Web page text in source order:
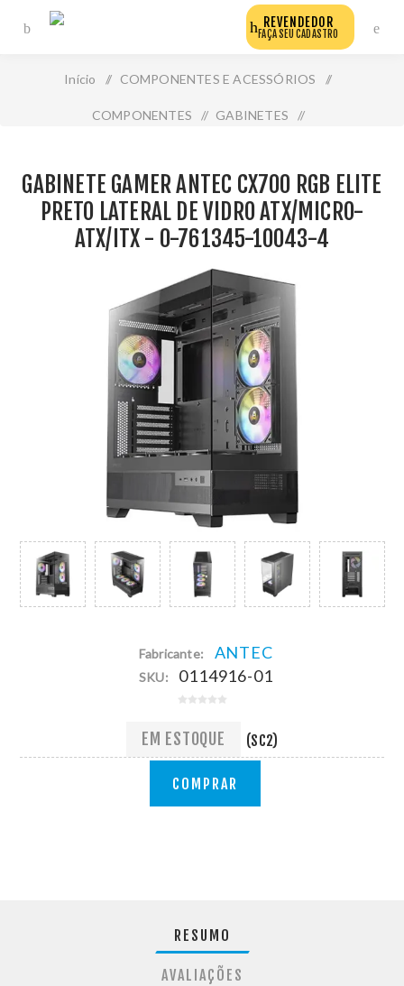
REVENDEDOR
FAÇA SEU CADASTRO
Início / COMPONENTES E ACESSÓRIOS /
COMPONENTES / GABINETES /
Vidro Atx/Micro-Atx/Itx - 0-761345-10043-4
GABINETE GAMER ANTEC CX700 RGB ELITE
PRETO LATERAL DE VIDRO ATX/MICRO-
ATX/ITX - 0-761345-10043-4
Fabricante: ANTEC
SKU: 0114916-01
EM ESTOQUE (SC2)
COMPRAR
RESUMO
AVALIAÇÕES